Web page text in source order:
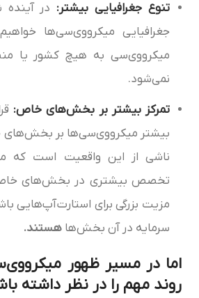
تنوع جغرافیایی بیشتر: در
جغرافیایی میکرو‌وی‌سی‌ها
میکرو‌وی‌سی به هیچ کشور یا
نمی‌شود.
تمرکز بیشتر بر بخش‌های خاص:
بیشتر میکرو‌وی‌سی‌ها بر بخش‌های
ناشی از این واقعیت است که
تخصص بیشتری در بخش‌های خاص
مزیت بزرگی برای استارت‌آپ‌هایی
سرمایه در آن بخش‌ها هستند.
اما در مسیر ظهور
روند مهم را در نظر داشته